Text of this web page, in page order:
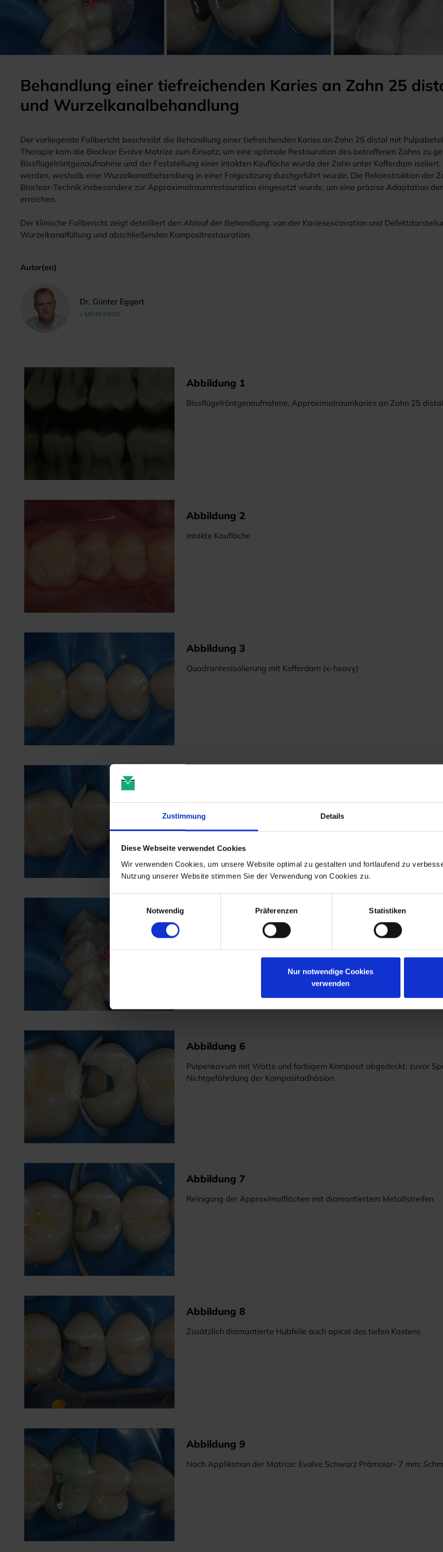
Zustimmung Details
Diese Webseite verwendet Cookies
Wir verwenden Cookies, um unsere Website optimal zu gestalten und fortlaufend zu
Nutzung unserer Website stimmen Sie der Verwendung von Cookies zu.
Einwilligungsauswahl
Notwendig
Präferenzen Statistiken
Nur notwendige Cookies
verwenden
Behandlung einer tiefreichenden Karies an Zahn 25
und Wurzelkanalbehandlung
Der vorliegende Fallbericht beschreibt die Behandlung einer tiefreichenden Karies an Zahn 25 distal mit
Therapie kam die Bioclear Evolve Matrize zum Einsatz, um eine optimale Restauration des betroffenen Zahns zu
Bissflügelröntgenaufnahme und der Feststellung einer intakten Kaufläche wurde der Zahn unter Kofferdam
werden, weshalb eine Wurzelkanalbehandlung in einer Folgesitzung durchgeführt wurde. Die Rekonstruktion der
Bioclear-Technik insbesondere zur Approximalraumrestauration eingesetzt wurde, um eine präzise Adaptation
erreichen.
Der klinische Fallbericht zeigt detailliert den Ablauf der Behandlung, von der Kariesexcavation und
Wurzelkanalfüllung und abschließenden Kompositrestauration.
Autor(en)
Dr. Günter Eggert
> MEHR INFOS
Abbildung 1
Bissflügelröntgenaufnahme, Approximalraumkaries an Zahn 25 distal
Abbildung 2
Intakte Kaufläche
Abbildung 3
Quadrantenisolierung mit Kofferdam (x-heavy)
Schutz des Nachbarzahnes und des Kofferdams mit
Height Indicator vor Auswahl der passenden Evolve Matrize nach
Abbildung 6
Pulpenkavum mit Watte und farbigem Komposit abgedeckt; zuvor
Nichtgefährdung der Kompositadhäsion
Abbildung 7
Reinigung der Approximalflächen mit diamantiertem Metallstreifen
Abbildung 8
Zusätzlich diamantierte Hubfeile auch apical des tiefen Kastens
Abbildung 9
Nach Applikation der Matrize: Evolve Schwarz Prämolar- 7 mm;